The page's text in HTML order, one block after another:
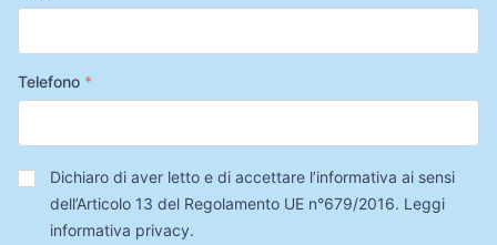
Telefono *
Privacy*
Dichiaro di aver letto e di accettare l’informativa ai sensi
dell’Articolo 13 del Regolamento UE n°679/2016. Leggi
informativa privacy.